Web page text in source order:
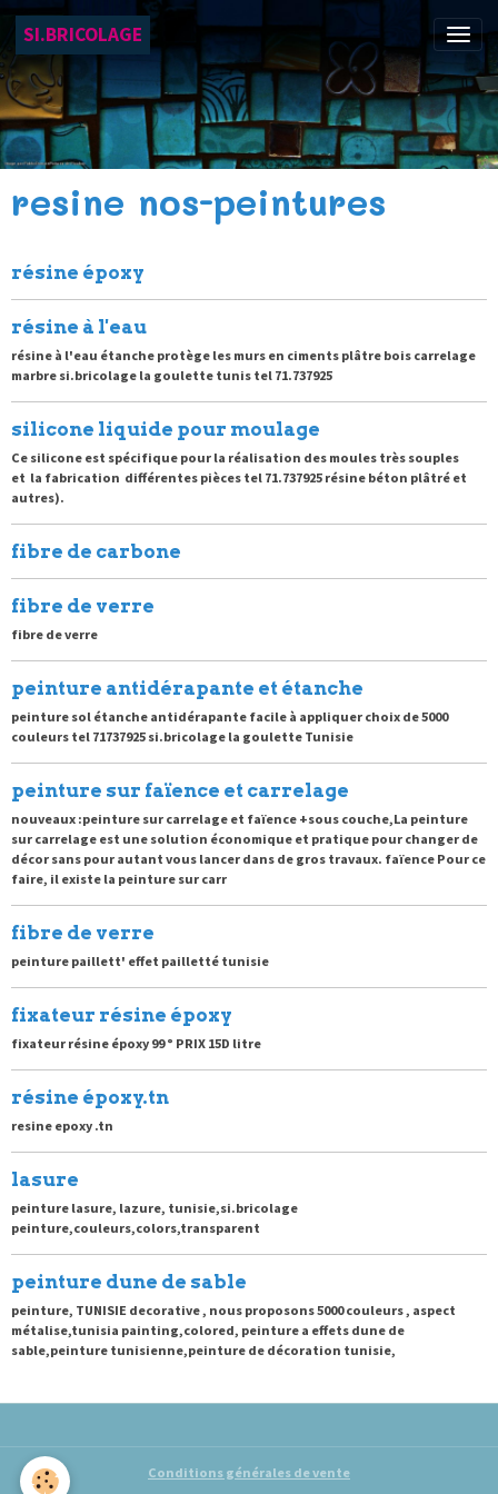
SI.BRICOLAGE
resine nos-peintures
résine époxy
résine à l'eau
résine à l'eau étanche protège les murs en ciments plâtre bois carrelage
marbre si.bricolage la goulette tunis tel 71.737925
silicone liquide pour moulage
Ce silicone est spécifique pour la réalisation des moules très souples
et la fabrication différentes pièces tel 71.737925 résine béton plâtré et
autres).
fibre de carbone
fibre de verre
fibre de verre
peinture antidérapante et étanche
peinture sol étanche antidérapante facile à appliquer choix de 5000
couleurs tel 71737925 si.bricolage la goulette Tunisie
peinture sur faïence et carrelage
nouveaux :peinture sur carrelage et faïence +sous couche,La peinture
sur carrelage est une solution économique et pratique pour changer de
décor sans pour autant vous lancer dans de gros travaux. faïence Pour ce
faire, il existe la peinture sur carr
fibre de verre
peinture paillett' effet pailletté tunisie
fixateur résine époxy
fixateur résine époxy 99 ° PRIX 15D litre
résine époxy.tn
resine epoxy .tn
lasure
peinture lasure, lazure, tunisie,si.bricolage
peinture,couleurs,colors,transparent
peinture dune de sable
peinture, TUNISIE decorative , nous proposons 5000 couleurs , aspect
métalise,tunisia painting,colored, peinture a effets dune de
sable,peinture tunisienne,peinture de décoration tunisie,
Conditions générales de vente